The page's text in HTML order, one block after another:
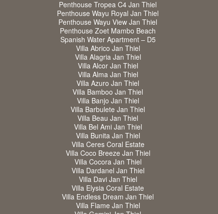
Penthouse Tropea C4 Jan Thiel
Penthouse Wayu Royal Jan Thiel
Penthouse Wayu View Jan Thiel
Penthouse Zoet Mambo Beach
Spanish Water Apartment – D5
Villa Abrico Jan Thiel
Villa Alagria Jan Thiel
Villa Alcor Jan Thiel
Villa Alma Jan Thiel
Villa Azuro Jan Thiel
Villa Bamboo Jan Thiel
Villa Banjo Jan Thiel
Villa Barbulete Jan Thiel
Villa Beau Jan Thiel
Villa Bel Ami Jan Thiel
Villa Bunita Jan Thiel
Villa Ceres Coral Estate
Villa Coco Breeze Jan Thiel
Villa Cocora Jan Thiel
Villa Dardanel Jan Thiel
Villa Davi Jan Thiel
Villa Elysia Coral Estate
Villa Endless Dream Jan Thiel
Villa Flame Jan Thiel